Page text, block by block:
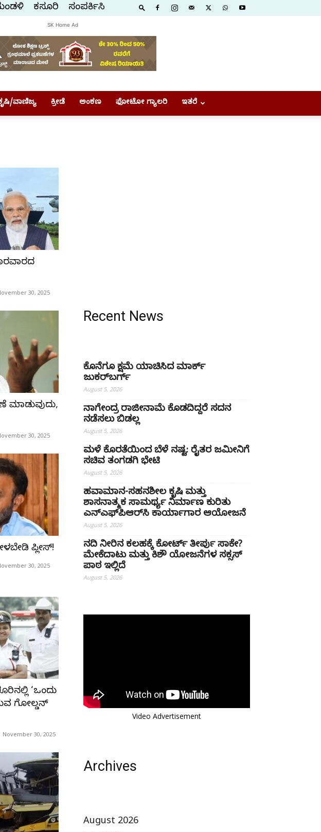
ಕಸ್ತೂರಿ ಸಂಪರ್ಕಿಸಿ
SK Home Ad
ವಾಣಿಜ್ಯ ಕ್ರೀಡೆ ಅಂಕಣ ಫೋಟೋ ಗ್ಯಾಲರಿ ಇತರೆ
30, 2025
ಮಾಡುವುದು,
30, 2025
ಪ್ಲೀಸ್!
30, 2025
‘ಒಂದು
ಗೋಲ್ಡನ್
November 30, 2025
Recent News
ಕೊನೆಗೂ ಕ್ಷಮೆ ಯಾಚಿಸಿದ ಮಾರ್ಕ್
ಜುಕರ್‌ಬರ್ಗ್
August 5, 2026
ನಾಗೇಂದ್ರ ರಾಜೀನಾಮೆ ಕೊಡದಿದ್ದರೆ ಸದನ
ನಡೆಸಲು ಬಿಡಲ್ಲ
August 5, 2026
ಮಳೆ ಕೊರತೆಯಿಂದ ಬೆಳೆ ನಷ್ಟ: ರೈತರ ಜಮೀನಿಗೆ
ಸಚಿವ ತಂಗಡಗಿ ಭೇಟಿ
August 5, 2026
ಹವಾಮಾನ-ಸಹನಶೀಲ ಕೃಷಿ ಮತ್ತು
ಶಾಸನಾತ್ಮಕ ಸಾಮರ್ಥ್ಯ ನಿರ್ಮಾಣ ಕುರಿತು
ಎನ್‌ಎಫ್‌ಪಿಆರ್‌ಸಿ ಕಾರ್ಯಾಗಾರ ಆಯೋಜನೆ
August 5, 2026
ನದಿ ನೀರಿನ ಕಲಹಕ್ಕೆ ಕೋರ್ಟ್ ತೀರ್ಪು ಸಾಕೇ?
ಮೇಕೆದಾಟು ಮತ್ತು ಕಿಶೌ ಯೋಜನೆಗಳ ಸಕ್ಸಸ್
ಪಾಠ ಇಲ್ಲಿದೆ
August 5, 2026
Video Advertisement
Archives
August 2026